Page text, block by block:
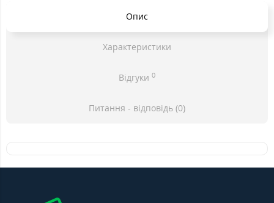
Опис
Характеристики
Відгуки 0
Питання - відповідь (0)